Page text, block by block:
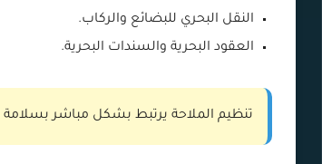
النقل البحري للبضائع والركاب.
العقود البحرية والسندات البحرية.
تنظيم الملاحة يرتبط بشكل مباشر بسلامة